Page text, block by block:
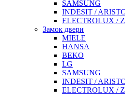
SAMSUNG
INDESIT /
ELECTROLUX /
Замок двери
MIELE
HANSA
BEKO
LG
SAMSUNG
INDESIT /
ELECTROLUX /